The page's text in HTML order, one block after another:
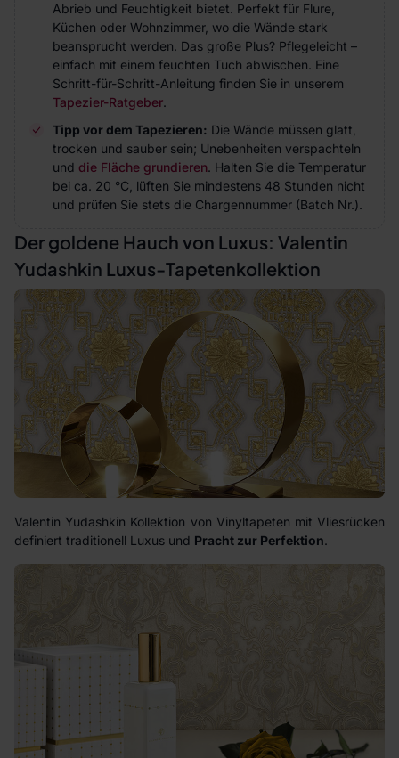
Abrieb und Feuchtigkeit bietet. Perfekt für Flure,
Küchen oder Wohnzimmer, wo die Wände stark
beansprucht werden. Das große Plus? Pflegeleicht –
einfach mit einem feuchten Tuch abwischen. Eine
Schritt-für-Schritt-Anleitung finden Sie in unserem
Tapezier-Ratgeber.
Tipp vor dem Tapezieren: Die Wände müssen glatt,
trocken und sauber sein; Unebenheiten verspachteln
und die Fläche grundieren. Halten Sie die Temperatur
bei ca. 20 °C, lüften Sie mindestens 48 Stunden nicht
und prüfen Sie stets die Chargennummer (Batch Nr.).
Der goldene Hauch von Luxus: Valentin
Yudashkin Luxus-Tapetenkollektion
Valentin Yudashkin Kollektion von Vinyltapeten mit Vliesrücken
definiert traditionell Luxus und Pracht zur Perfektion.